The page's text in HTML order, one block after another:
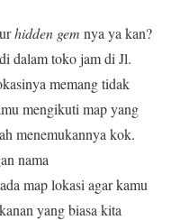
hidden gem nya ya kan?
dalam toko jam di Jl.
memang tidak
mengikuti map yang
menemukannya kok.
nama
map lokasi agar kamu
yang biasa kita